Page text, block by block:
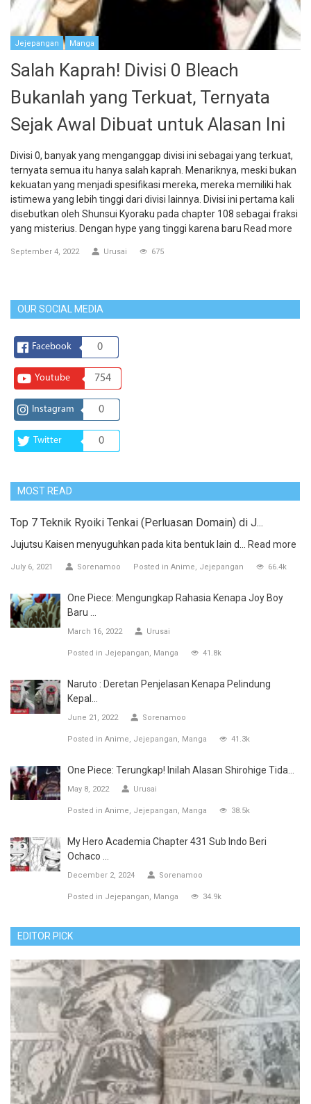
Jejepangan Manga
Salah Kaprah! Divisi 0 Bleach
Bukanlah yang Terkuat, Ternyata
Sejak Awal Dibuat untuk Alasan Ini
Divisi 0, banyak yang menganggap divisi ini sebagai yang terkuat,
ternyata semua itu hanya salah kaprah. Menariknya, meski bukan
kekuatan yang menjadi spesifikasi mereka, mereka memiliki hak
istimewa yang lebih tinggi dari divisi lainnya. Divisi ini pertama kali
disebutkan oleh Shunsui Kyoraku pada chapter 108 sebagai fraksi
yang misterius. Dengan hype yang tinggi karena baru Read more
September 4, 2022 Urusai 675
OUR SOCIAL MEDIA
Facebook 0
Youtube 754
Instagram 0
Twitter 0
MOST READ
Top 7 Teknik Ryoiki Tenkai (Perluasan Domain) di J...
Jujutsu Kaisen menyuguhkan pada kita bentuk lain d... Read more
July 6, 2021 Sorenamoo Posted in Anime Jejepangan 66.4k
One Piece: Mengungkap Rahasia Kenapa Joy Boy
Baru ...
March 16, 2022 Urusai
Posted in Jejepangan Manga 41.8k
Naruto : Deretan Penjelasan Kenapa Pelindung
Kepal...
June 21, 2022 Sorenamoo
Posted in Anime Jejepangan Manga 41.3k
One Piece: Terungkap! Inilah Alasan Shirohige Tida...
May 8, 2022 Urusai
Posted in Anime Jejepangan Manga 38.5k
My Hero Academia Chapter 431 Sub Indo Beri
Ochaco ...
December 2, 2024 Sorenamoo
Posted in Jejepangan Manga 34.9k
EDITOR PICK